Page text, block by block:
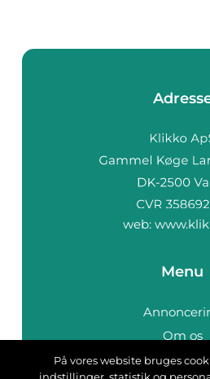
web:
Menu
Om os
Cookies
På vores website bruges